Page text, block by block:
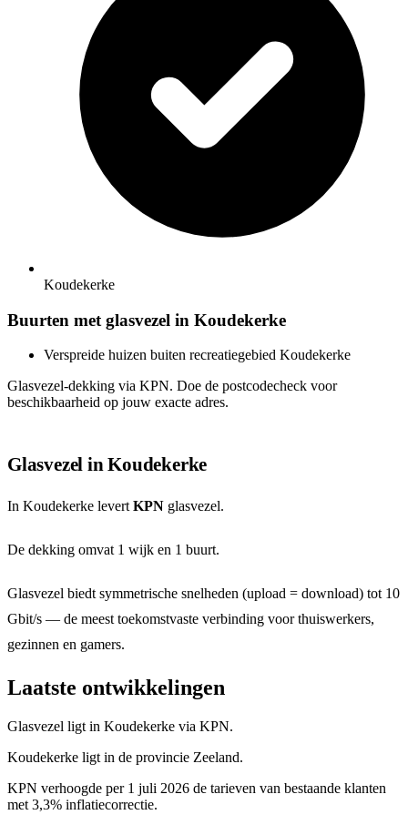
Koudekerke
Buurten met glasvezel in Koudekerke
Verspreide huizen buiten recreatiegebied Koudekerke
Glasvezel-dekking via KPN. Doe de postcodecheck voor
beschikbaarheid op jouw exacte adres.
Glasvezel in Koudekerke
In Koudekerke levert KPN glasvezel.
De dekking omvat 1 wijk en 1 buurt.
Glasvezel biedt symmetrische snelheden (upload = download) tot 10
Gbit/s — de meest toekomstvaste verbinding voor thuiswerkers,
gezinnen en gamers.
Laatste ontwikkelingen
Glasvezel ligt in Koudekerke via KPN.
Koudekerke ligt in de provincie Zeeland.
KPN verhoogde per 1 juli 2026 de tarieven van bestaande klanten
met 3,3% inflatiecorrectie.